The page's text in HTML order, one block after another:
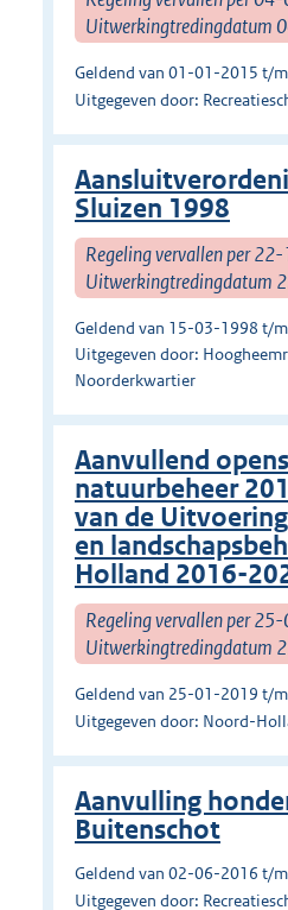
Uitwerkingtredingdatum
Geldend van 01-01-2015 t/
Uitgegeven door:
Sluizen 1998
Regeling vervallen per
Uitwerkingtredingdatum
Geldend van 15-03-1998 t/
Uitgegeven door:
Noorderkwartier
Aanvullend
natuurbeheer
van de
en
Holland 2016-
Regeling vervallen per
Uitwerkingtredingdatum
Geldend van 25-01-2019 t/
Uitgegeven door: Noord-
Aanvulling
Buitenschot
Geldend van 02-06-2016 t/
Uitgegeven door: